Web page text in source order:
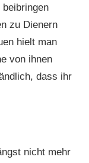
zu Dienern
hielt man
von ihnen
dass ihr
nicht mehr